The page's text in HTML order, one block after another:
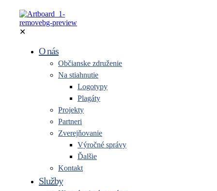
✕
O nás
Občianske združenie
Na stiahnutie
Logotypy
Plagáty
Projekty
Partneri
Zverejňovanie
Výročné správy
Ďalšie
Kontakt
Služby